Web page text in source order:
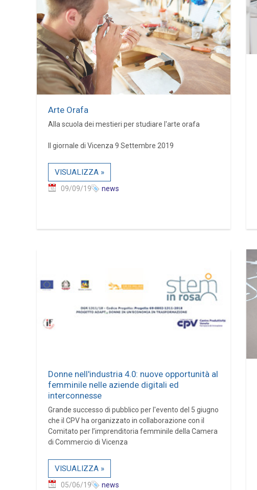
Arte Orafa
Alla scuola dei mestieri per studiare l'arte orafa
Il giornale di Vicenza 9 Settembre 2019
VISUALIZZA »
09/09/19 news
Donne nell'industria 4.0: nuove opportunità al
femminile nelle aziende digitali ed
interconnesse
Grande successo di pubblico per l'evento del 5 giugno
che il CPV ha organizzato in collaborazione con il
Comitato per l’imprenditoria femminile della Camera
di Commercio di Vicenza
VISUALIZZA »
05/06/19 news